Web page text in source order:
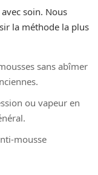
soin. Nous
la méthode la plus
sans abîmer
ou vapeur en
mousse